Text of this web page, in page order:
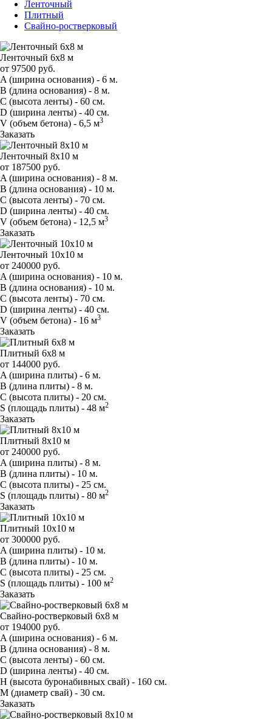
Ленточный
Плитный
Свайно-ростверковый
Ленточный 6х8 м
от 97500 руб.
A (ширина основания) - 6 м.
B (длина основания) - 8 м.
C (высота ленты) - 60 см.
D (ширина ленты) - 40 см.
V (объем бетона) - 6,5 м3
Заказать
Ленточный 8х10 м
от 187500 руб.
A (ширина основания) - 8 м.
B (длина основания) - 10 м.
C (высота ленты) - 70 см.
D (ширина ленты) - 40 см.
V (объем бетона) - 12,5 м3
Заказать
Ленточный 10х10 м
от 240000 руб.
A (ширина основания) - 10 м.
B (длина основания) - 10 м.
C (высота ленты) - 70 см.
D (ширина ленты) - 40 см.
V (объем бетона) - 16 м3
Заказать
Плитный 6х8 м
от 144000 руб.
A (ширина плиты) - 6 м.
B (длина плиты) - 8 м.
C (высота плиты) - 20 см.
S (площадь плиты) - 48 м2
Заказать
Плитный 8х10 м
от 240000 руб.
A (ширина плиты) - 8 м.
B (длина плиты) - 10 м.
C (высота плиты) - 25 см.
S (площадь плиты) - 80 м2
Заказать
Плитный 10х10 м
от 300000 руб.
A (ширина плиты) - 10 м.
B (длина плиты) - 10 м.
C (высота плиты) - 25 см.
S (площадь плиты) - 100 м2
Заказать
Свайно-ростверковый 6х8 м
от 194000 руб.
A (ширина основания) - 6 м.
B (длина основания) - 8 м.
C (высота ленты) - 60 см.
D (ширина ленты) - 40 см.
H (высота буронабивных свай) - 160 см.
M (диаметр свай) - 30 см.
Заказать